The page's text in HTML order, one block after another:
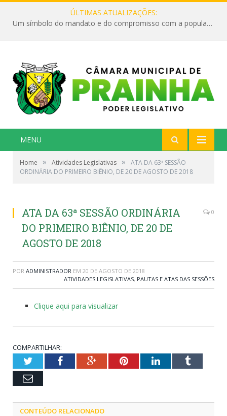
ÚLTIMAS ATUALIZAÇÕES:
Um símbolo do mandato e do compromisso com a população
MENU
Home » Atividades Legislativas »
ATA DA 63ª SESSÃO
ORDINÁRIA DO PRIMEIRO BIÊNIO, DE 20 DE AGOSTO DE 2018
ATA DA 63ª SESSÃO ORDINÁRIA
DO PRIMEIRO BIÊNIO, DE 20 DE
AGOSTO DE 2018
0
POR ADMINISTRADOR EM 20 DE AGOSTO DE 2018
ATIVIDADES LEGISLATIVAS, PAUTAS E ATAS DAS SESSÕES
Clique aqui para visualizar
COMPARTILHAR:
TwitterFacebookGoogle+PinterestLinkedInTumblr
Email
CONTEÚDO RELACIONADO